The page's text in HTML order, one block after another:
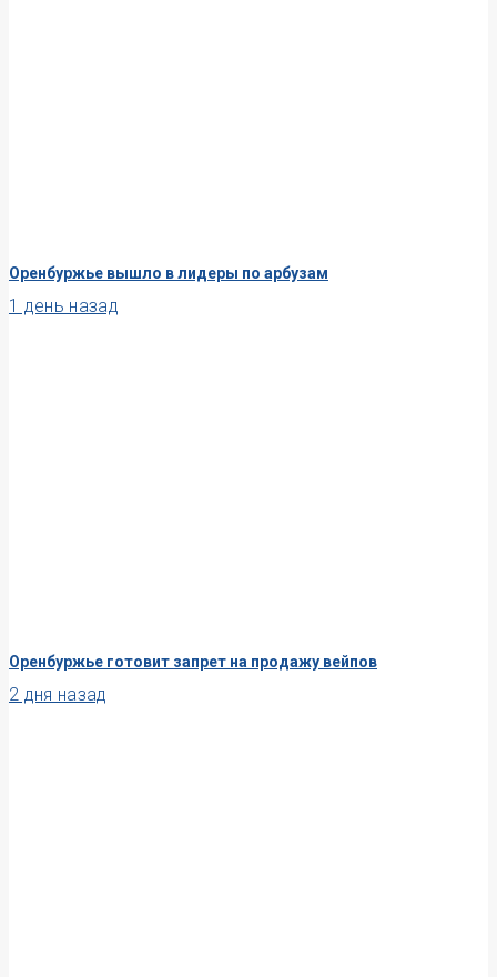
Оренбуржье вышло в лидеры по арбузам
1 день назад
Оренбуржье готовит запрет на продажу вейпов
2 дня назад